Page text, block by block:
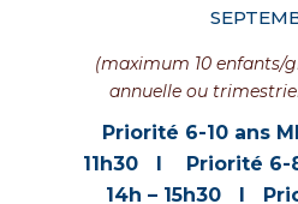
(maximum 10 enfants/
annuelle ou
Priorité 6-10 ans
11h30 I Priorité 6-
14h – 15h30 I